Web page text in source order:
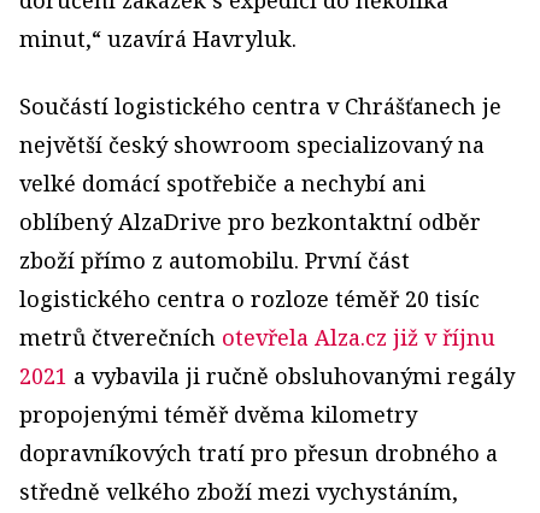
minut,“ uzavírá Havryluk.
Součástí logistického centra v Chrášťanech je
největší český showroom specializovaný na
velké domácí spotřebiče a nechybí ani
oblíbený AlzaDrive pro bezkontaktní odběr
zboží přímo z automobilu. První část
logistického centra o rozloze téměř 20 tisíc
metrů čtverečních otevřela Alza.cz již v říjnu
2021 a vybavila ji ručně obsluhovanými regály
propojenými téměř dvěma kilometry
dopravníkových tratí pro přesun drobného a
středně velkého zboží mezi vychystáním,